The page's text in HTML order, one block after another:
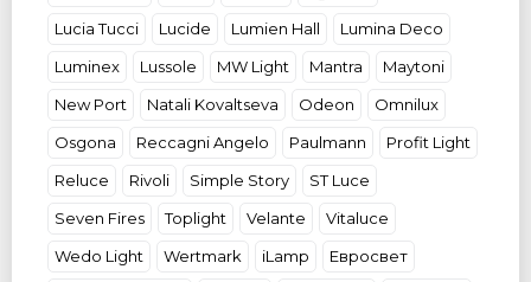
Lucia Tucci
Lucide Lumien Hall
Lumina Deco
Luminex
Lussole MW Light Mantra
Maytoni
New Port
Natali Kovaltseva Odeon
Omnilux
Osgona
Reccagni Angelo Paulmann
Profit Light
Reluce
Rivoli Simple Story
ST Luce
Seven Fires
Toplight Velante
Vitaluce
Wedo Light
Wertmark iLamp
Евросвет